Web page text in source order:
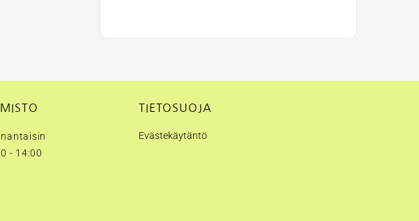
- 14:00
TIETOSUOJA
Evästekäytäntö